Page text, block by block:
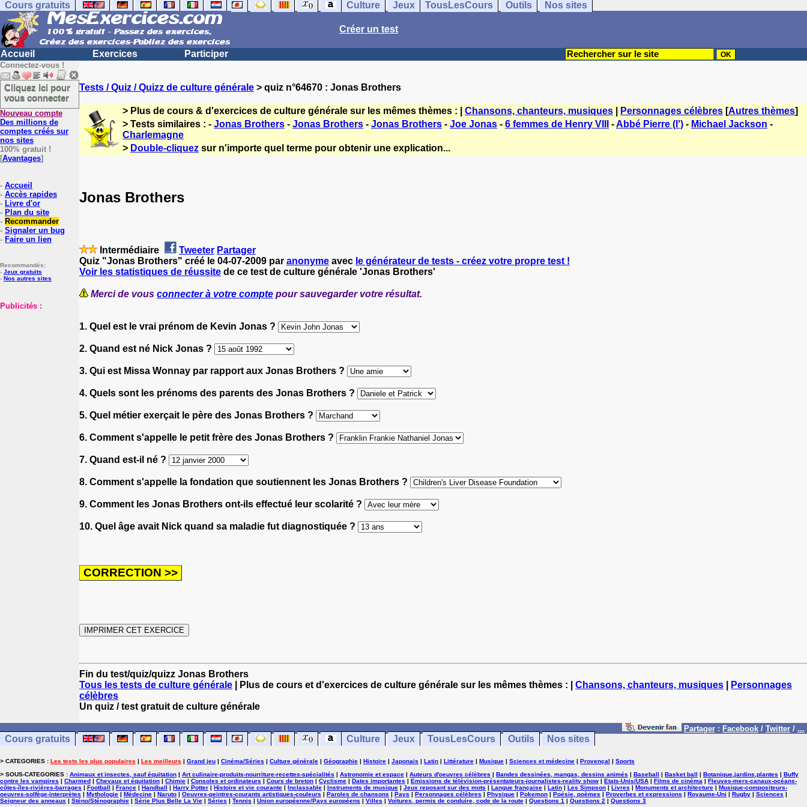
Cours gratuits Culture Jeux TousLesCours Outils Nos sites
Créer un test
Accueil Exercices Participer
Connectez-vous !
Cliquez ici pour
vous connecter
Nouveau compte
Des millions de
comptes créés sur
nos sites
100% gratuit !
[Avantages]
- Accueil
- Accès rapides
- Livre d'or
- Plan du site
- Recommander
- Signaler un bug
- Faire un lien
Recommandés:
- Jeux gratuits
- Nos autres sites
Publicités :
Tests / Quiz / Quizz de culture générale > quiz n°64670 : Jonas Brothers
> Plus de cours & d'exercices de culture générale sur les mêmes thèmes : | Chansons, chanteurs, musiques Personnages célèbres [Autres thèmes]
> Tests similaires : - Jonas Brothers - Jonas Brothers - Jonas Brothers - Joe Jonas - 6 femmes de Henry VIII -Abbé Pierre (l') - Michael Jackson -
Charlemagne
> Double-cliquez sur n'importe quel terme pour obtenir une explication...
Jonas Brothers
Intermédiaire Tweeter Partager
Quiz "Jonas Brothers" créé le 04-07-2009 par anonyme avec le générateur de tests - créez votre propre test !
Voir les statistiques de réussite de ce test de culture générale 'Jonas Brothers'
Merci de vous connecter à votre compte pour sauvegarder votre résultat.
1. Quel est le vrai prénom de Kevin Jonas ?
2. Quand est né Nick Jonas ?
3. Qui est Missa Wonnay par rapport aux Jonas Brothers ?
4. Quels sont les prénoms des parents des Jonas Brothers ?
5. Quel métier exerçait le père des Jonas Brothers ?
6. Comment s'appelle le petit frère des Jonas Brothers ?
7. Quand est-il né ?
8. Comment s'appelle la fondation que soutiennent les Jonas Brothers ?
9. Comment les Jonas Brothers ont-ils effectué leur scolarité ?
10. Quel âge avait Nick quand sa maladie fut diagnostiquée ?
Fin du test/quiz/quizz Jonas Brothers
Tous les tests de culture générale | Plus de cours et d'exercices de culture générale sur les mêmes thèmes : | Chansons, chanteurs, musiques
Personnages
célèbres
Un quiz / test gratuit de culture générale
Partager : Facebook / Twitter / ...
Cours gratuits Culture Jeux TousLesCours Outils Nos sites
> CATEGORIES : Les tests les plus populaires | Les meilleurs | Grand jeu | Cinéma/Séries | Culture générale | Géographie | Histoire | Japonais | Latin | Littérature | Musique | Sciences et médecine | Provençal | Sports
> SOUS-CATEGORIES : Animaux et insectes, sauf équitation | Art culinaire-produits-nourriture-recettes-spécialités | Astronomie et espace | Auteurs d'oeuvres célèbres | Bandes dessinées, mangas, dessins animés | Baseball | Basket ball | Botanique,jardins,plantes | Buffy
contre les vampires | Charmed | Chevaux et équitation | Chimie | Consoles et ordinateurs | Cours de breton | Cyclisme | Dates importantes | Emissions de télévision-présentateurs-journalistes-reality show | Etats-Unis/USA | Films de cinéma | Fleuves-mers-canaux-océans-
côtes-îles-rivières-barrages | Football | France | Handball | Harry Potter | Histoire et vie courante | Inclassable | Instruments de musique | Jeux reposant sur des mots | Langue française | Latin | Les Simpson | Livres | Monuments et architecture | Musique-compositeurs-
oeuvres-solfège-interprètes | Mythologie | Médecine | Naruto | Oeuvres-peintres-courants artistiques-couleurs | Paroles de chansons | Pays | Personnages célèbres | Physique | Pokemon | Poésie, poèmes | Proverbes et expressions | Royaume-Uni | Rugby | Sciences |
Seigneur des anneaux | Sténo/Sténographie | Série Plus Belle La Vie | Séries | Tennis | Union européenne/Pays européens | Villes | Voitures, permis de conduire, code de la route | Questions 1 | Questions 2 | Questions 3